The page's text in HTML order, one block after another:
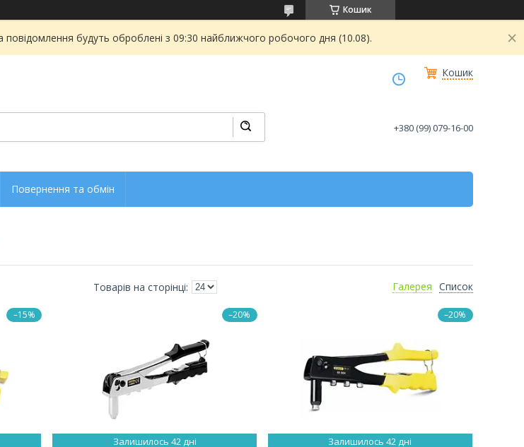
Кошик
повідомлення будуть оброблені з 09:30 найближчого робочого дня (10.08).
Кошик
+380 (99) 079-16-00
Повернення та обмін
Галерея Список
–15% –20%
Залишилось 42 дні
–20%
Залишилось 42 дні